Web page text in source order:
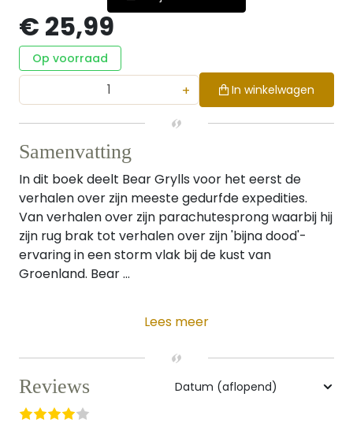
€ 25,99
Op voorraad
+ In winkelwagen
Samenvatting
In dit boek deelt Bear Grylls voor het eerst de
verhalen over zijn meeste gedurfde expedities.
Van verhalen over zijn parachutesprong waarbij hij
zijn rug brak tot verhalen over zijn 'bijna dood'-
ervaring in een storm vlak bij de kust van
Groenland. Bear ...
Lees meer
Reviews